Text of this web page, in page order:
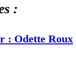
:
: Odette Roux